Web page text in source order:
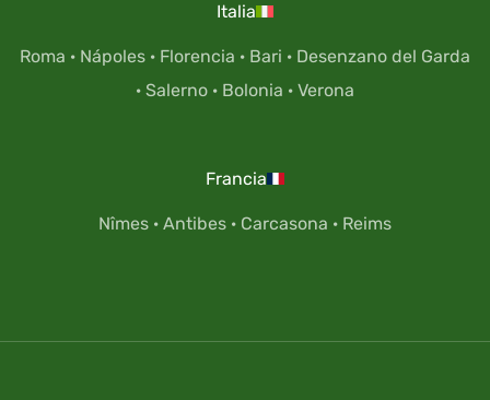
Italia
Roma · Nápoles · Florencia · Bari · Desenzano del Garda
· Salerno · Bolonia · Verona
Francia
Nîmes · Antibes · Carcasona · Reims